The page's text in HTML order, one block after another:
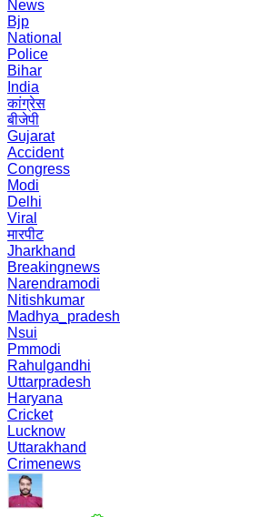
News
Bjp
National
Police
Bihar
India
कांग्रेस
बीजेपी
Gujarat
Accident
Congress
Modi
Delhi
Viral
मारपीट
Jharkhand
Breakingnews
Narendramodi
Nitishkumar
Madhya_pradesh
Nsui
Pmmodi
Rahulgandhi
Uttarpradesh
Haryana
Cricket
Lucknow
Uttarakhand
Crimenews